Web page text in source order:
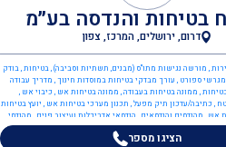
בטיחות והנדסה בע״מ
דרום, ירושלים, המרכז, צפון
, מורשה נגישות מתו"ס (מבנים, תשתיות וסביבה) , בטיחות , בודק
ספורט , עורך מבדקי בטיחות במוסדות חינוך , מדריך עבודה
, ממונה בטיחות בעבודה , ממונה בטיחות אש , כיבוי אש ,
, כתיבה/עדכון תיק מפעל , תכנון מערכי בטיחות אש , יועץ בטיחות
, מהנדסים והנדסאים , הנדסאי אדריכלות ועיצוב פנים , מהנדסי
בטיחות
הציגו מספר